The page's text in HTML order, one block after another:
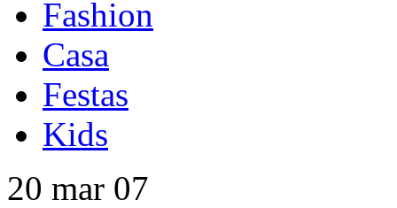
Fashion
Casa
Festas
Kids
20 mar 07